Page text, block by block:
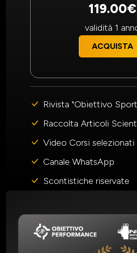
119.00€
validità 1
ACQUISTA
Rivista "Obiettivo
Raccolta Articoli
Video Corsi selezionati
Canale WhatsApp
Scontistiche riservate